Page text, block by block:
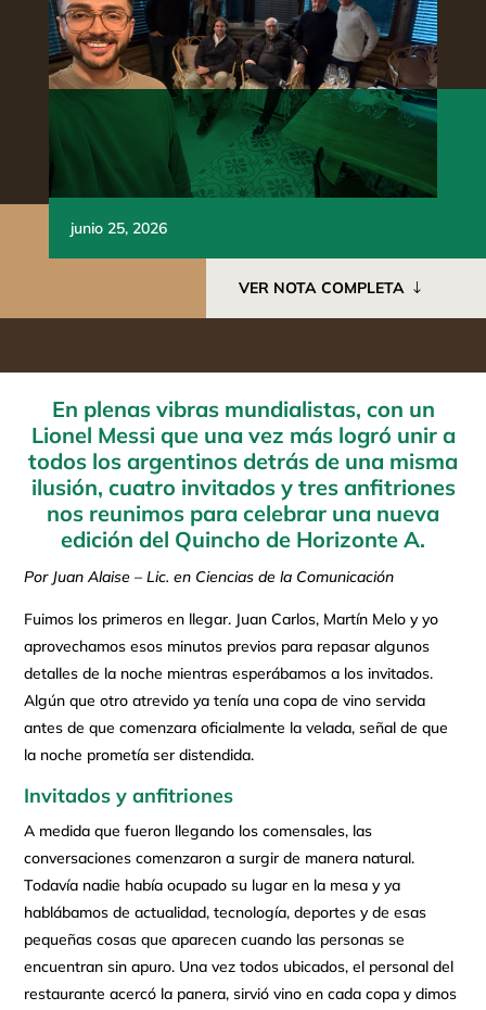
junio 25, 2026
VER NOTA COMPLETA
En plenas vibras mundialistas, con un
Lionel Messi que una vez más logró unir a
todos los argentinos detrás de una misma
ilusión, cuatro invitados y tres anfitriones
nos reunimos para celebrar una nueva
edición del Quincho de Horizonte A.
Por Juan Alaise – Lic. en Ciencias de la Comunicación
Fuimos los primeros en llegar. Juan Carlos, Martín Melo y yo
aprovechamos esos minutos previos para repasar algunos
detalles de la noche mientras esperábamos a los invitados.
Algún que otro atrevido ya tenía una copa de vino servida
antes de que comenzara oficialmente la velada, señal de que
la noche prometía ser distendida.
Invitados y anfitriones
A medida que fueron llegando los comensales, las
conversaciones comenzaron a surgir de manera natural.
Todavía nadie había ocupado su lugar en la mesa y ya
hablábamos de actualidad, tecnología, deportes y de esas
pequeñas cosas que aparecen cuando las personas se
encuentran sin apuro. Una vez todos ubicados, el personal del
restaurante acercó la panera, sirvió vino en cada copa y dimos